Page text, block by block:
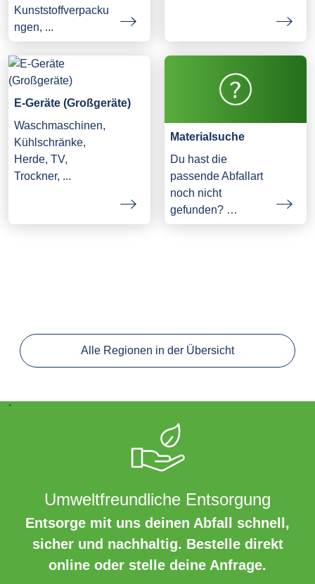
Kunststoffverpacku
ngen, ...
E-Geräte (Großgeräte)
Waschmaschinen,
Kühlschränke,
Herde, TV,
Trockner, ...
Materialsuche
Du hast die
passende Abfallart
noch nicht
gefunden? …
Alle Regionen in der Übersicht
´
Umweltfreundliche Entsorgung
Entsorge mit uns deinen Abfall schnell,
sicher und nachhaltig. Bestelle direkt
online oder stelle deine Anfrage.